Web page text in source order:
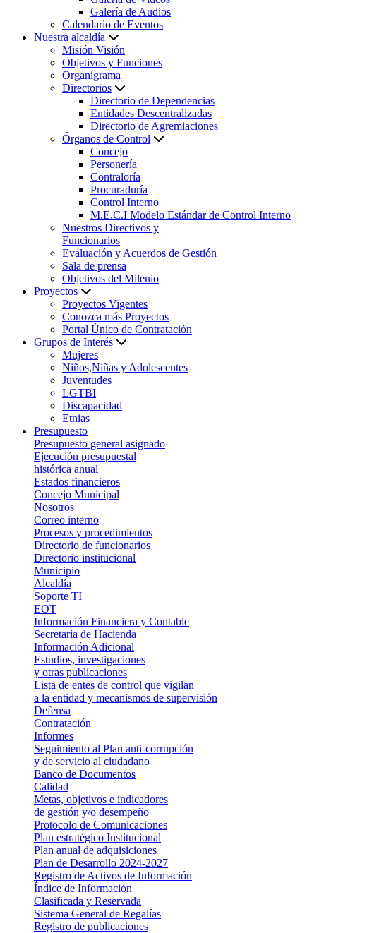
Galería de Audios
Calendario de Eventos
Nuestra alcaldía
Misión Visión
Objetivos y Funciones
Organigrama
Directorios
Directorio de Dependencias
Entidades Descentralizadas
Directorio de Agremiaciones
Órganos de Control
Concejo
Personería
Contraloría
Procuraduría
Control Interno
M.E.C.I Modelo Estándar de Control Interno
Nuestros Directivos y
Funcionarios
Evaluación y Acuerdos de Gestión
Sala de prensa
Objetivos del Milenio
Proyectos
Proyectos Vigentes
Conozca más Proyectos
Portal Único de Contratación
Grupos de Interés
Mujeres
Niños,Niñas y Adolescentes
Juventudes
LGTBI
Discapacidad
Etnias
Presupuesto
Presupuesto general asignado
Ejecución presupuestal
histórica anual
Estados financieros
Concejo Municipal
Nosotros
Correo interno
Procesos y procedimientos
Directorio de funcionarios
Directorio institucional
Municipio
Alcaldía
Soporte TI
EOT
Información Financiera y Contable
Secretaría de Hacienda
Información Adicional
Estudios, investigaciones
y otras publicaciones
Lista de entes de control que vigilan
a la entidad y mecanismos de supervisión
Defensa
Contratación
Informes
Seguimiento al Plan anti-corrupción
y de servicio al ciudadano
Banco de Documentos
Calidad
Metas, objetivos e indicadores
de gestión y/o desempeño
Protocolo de Comunicaciones
Plan estratégico Institucional
Plan anual de adquisiciones
Plan de Desarrollo 2024-2027
​Registro de Activos de Información​​
Índice de Información
Clasificada y Reservada
Sistema General de Regalías
Registro de publicaciones